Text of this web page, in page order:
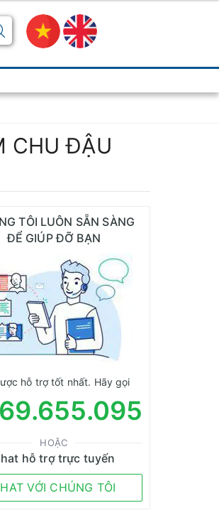
CHU ĐẬU
TÔI LUÔN SẴN SÀNG
ĐỂ GIÚP ĐỠ BẠN
hỗ trợ tốt nhất. Hãy gọi
HOẶC
hỗ trợ trực tuyến
VỚI CHÚNG TÔI